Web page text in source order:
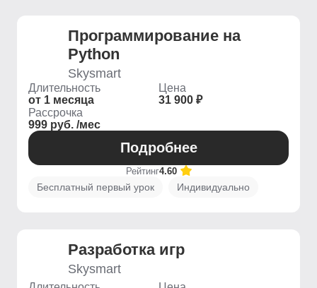
Программирование на
Python
Skysmart
Длительность
от 1 месяца
Цена
31 900 ₽
Рассрочка
999 руб. /мес
Подробнее
Рейтинг4.60
Бесплатный первый урок Индивидуально
Разработка игр
Skysmart